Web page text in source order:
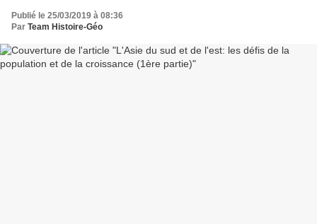
Publié le 25/03/2019 à 08:36
Par Team Histoire-Géo